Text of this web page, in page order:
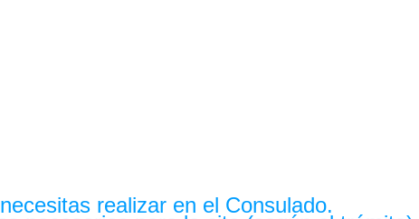
realizar en el Consulado.